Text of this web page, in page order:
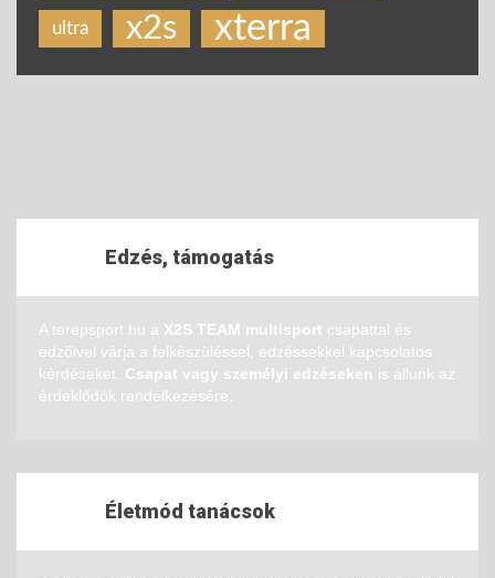
ultra x2s xterra
Edzés, támogatás
A terepsport.hu a X2S TEAM multisport csapattal és
edzőivel várja a felkészüléssel, edzéssekkel kapcsolatos
kérdéseket. Csapat vagy személyi edzéseken is állunk az
érdeklődök rendelkezésére.
Életmód tanácsok